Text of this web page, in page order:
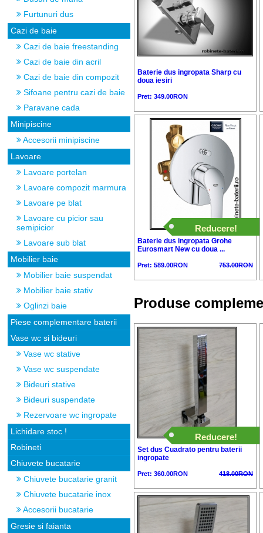
Furtunuri dus
Cazi de baie
Cazi de baie freestanding
Cazi de baie din acril
Cazi de baie din compozit
Sifoane pentru cazi de baie
Paravane cada
Minipiscine
Accesorii minipiscine
Lavoare
Lavoare portelan
Lavoare compozit marmura
Lavoare pe blat
Lavoare cu picior sau
semipicior
Lavoare sub blat
Mobilier baie
Mobilier baie suspendat
Mobilier baie stativ
Oglinzi baie
Piese complementare baterii
Vase wc si bideuri
Vase wc stative
Vase wc suspendate
Bideuri stative
Bideuri suspendate
Rezervoare wc ingropate
Lichidare stoc !
Robineti
Chiuvete bucatarie
Chiuvete bucatarie granit
Chiuvete bucatarie inox
Accesorii bucatarie
Gresie si faianta
Baterie dus ingropata Sharp cu
doua iesiri
Pret: 349.00RON
Reducere!
Baterie dus ingropata Grohe
Eurosmart New cu doua ...
Pret: 589.00RON 753.00RON
Produse
Reducere!
Set dus Cuadrato pentru baterii
ingropate
Pret: 360.00RON 418.00RON